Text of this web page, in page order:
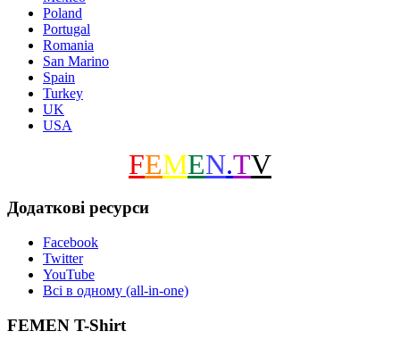
Poland
Portugal
Romania
San Marino
Spain
Turkey
UK
USA
FEMEN.TV
Додаткові ресурси
Facebook
Twitter
YouTube
Всі в одному (all-in-one)
FEMEN T-Shirt